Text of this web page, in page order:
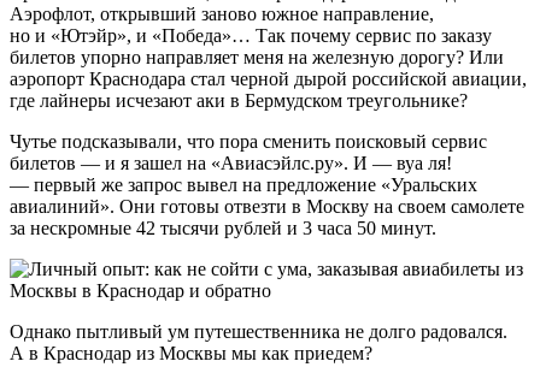
Аэрофлот, открывший заново южное направление,
но и «Ютэйр», и «Победа»… Так почему сервис по заказу
билетов упорно направляет меня на железную дорогу? Или
аэропорт Краснодара стал черной дырой российской авиации,
где лайнеры исчезают аки в Бермудском треугольнике?
Чутье подсказывали, что пора сменить поисковый сервис
билетов — и я зашел на «Авиасэйлс.ру». И — вуа ля!
— первый же запрос вывел на предложение «Уральских
авиалиний». Они готовы отвезти в Москву на своем самолете
за нескромные 42 тысячи рублей и 3 часа 50 минут.
Однако пытливый ум путешественника не долго радовался.
А в Краснодар из Москвы мы как приедем?